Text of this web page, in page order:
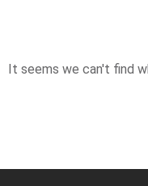
It seems we can't find